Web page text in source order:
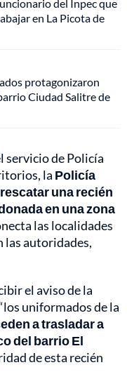
del Inpec que
en La Picota de
protagonizaron
Ciudad Salitre de
servicio de Policía
la Policía
una recién
en una zona
las localidades
las autoridades,
el aviso de la
uniformados de la
a trasladar a
del barrio El
de esta recién